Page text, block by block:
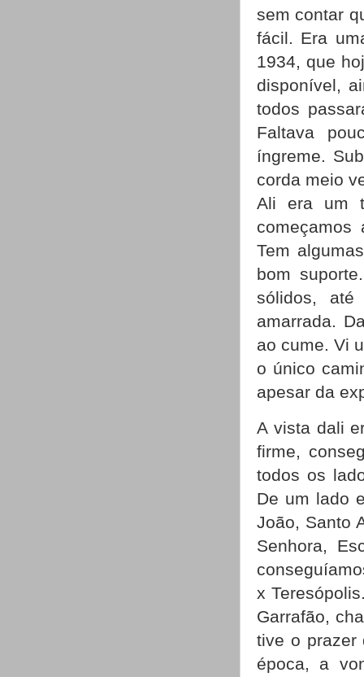
sem contar
fácil. Era
1934, que
disponível,
todos
Faltava
íngreme.
corda meio
Ali era um
Tem
bom
sólidos,
amarrada.
ao cume. Vi
o único
apesar da
A vista dali
firme,
todos os
De um lado
João, Santo
Senhora,
x
Garrafão,
tive o prazer
época, a